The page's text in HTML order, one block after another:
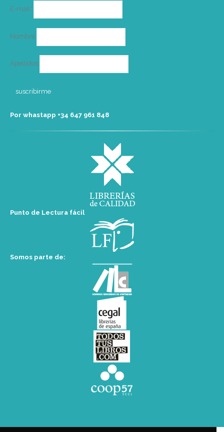
E-mail*
Nombre
Apellidos
Por whastapp +34 ‭647 961 848‬
Punto de Lectura fácil
Somos parte de: